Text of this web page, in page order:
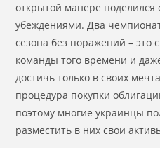
открытой манере
убеждениями. Два
сезона без поражений – это
команды того времени и
достичь только в своих
процедура покупки
поэтому многие украинцы
разместить в них свои